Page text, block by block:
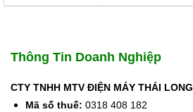
6.000.000 ₫.
là:
Thông Tin Doanh Nghiệp
CTY TNHH MTV ĐIỆN MÁY THÁI LONG
Mã số thuế: 0318 408 182